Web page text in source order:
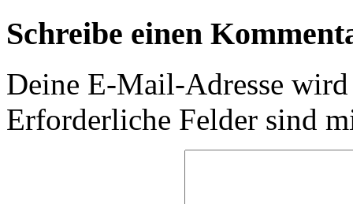
Schreibe einen
Deine E-Mail-Adresse
Erforderliche Felder sind